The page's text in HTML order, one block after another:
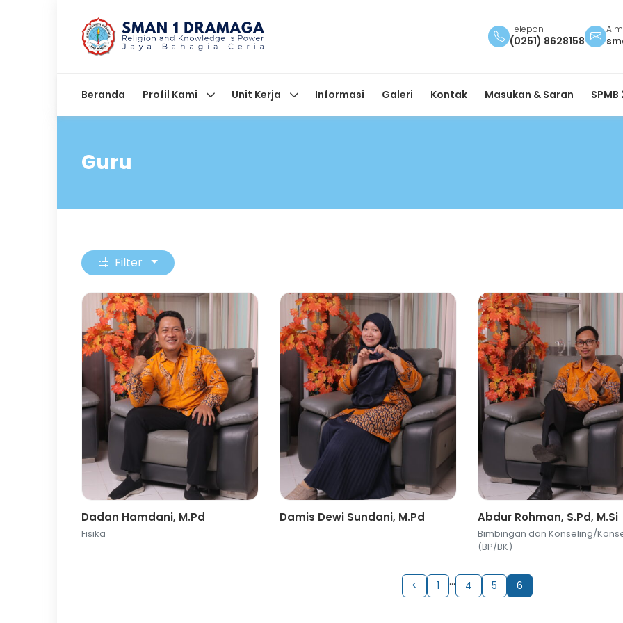
Telepon
(0251) 8628158
Beranda Profil Kami Unit Kerja Informasi Galeri Kontak Masukan & Saran
Guru
Filter
Dadan Hamdani, M.Pd
Fisika
Damis Dewi Sundani, M.Pd Abdur Rohman, S.Pd, M.Si
Bimbingan dan Konseling/
(BP/BK)
< 1 … 4 5 6